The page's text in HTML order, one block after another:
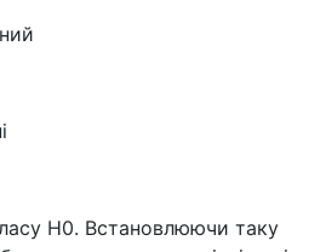
Н0. Встановлюючи таку